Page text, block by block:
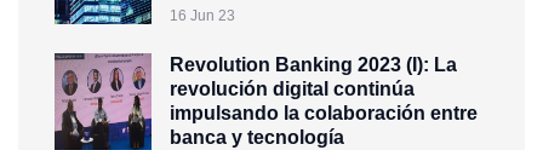
16 Jun 23
Revolution Banking 2023 (I): La
revolución digital continúa
impulsando la colaboración entre
banca y tecnología